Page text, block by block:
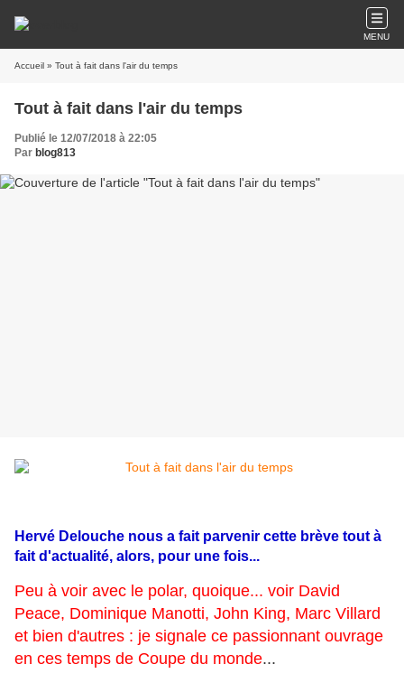
MENU
Accueil » Tout à fait dans l'air du temps
Tout à fait dans l'air du temps
Publié le 12/07/2018 à 22:05
Par blog813
Hervé Delouche nous a fait parvenir cette brève tout à
fait d'actualité, alors, pour une fois...
Peu à voir avec le polar, quoique... voir David
Peace, Dominique Manotti, John King, Marc Villard
et bien d'autres : je signale ce passionnant ouvrage
en ces temps de Coupe du monde...